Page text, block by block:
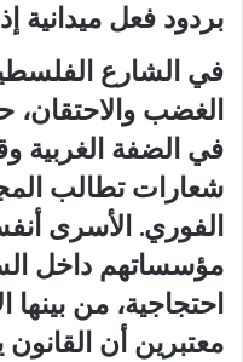
بردود فعل ميدانية
في الشارع
الغضب
في الضفة الغربية
شعارات تطالب
الفوري. الأسرى
مؤسساتهم داخل
احتجاجية، من
معتبرين أن